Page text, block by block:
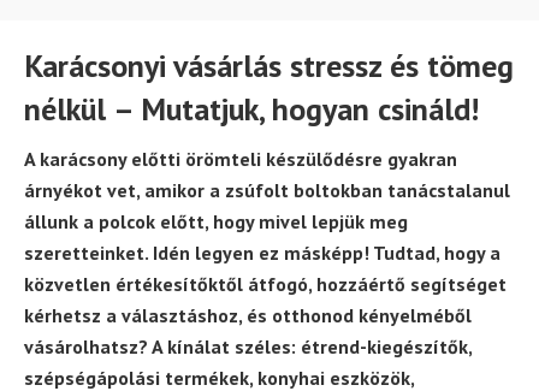
Karácsonyi vásárlás stressz és tömeg
nélkül – Mutatjuk, hogyan csináld!
A karácsony előtti örömteli készülődésre gyakran
árnyékot vet, amikor a zsúfolt boltokban tanácstalanul
állunk a polcok előtt, hogy mivel lepjük meg
szeretteinket. Idén legyen ez másképp! Tudtad, hogy a
közvetlen értékesítőktől átfogó, hozzáértő segítséget
kérhetsz a választáshoz, és otthonod kényelméből
vásárolhatsz? A kínálat széles: étrend-kiegészítők,
szépségápolási termékek, konyhai eszközök,